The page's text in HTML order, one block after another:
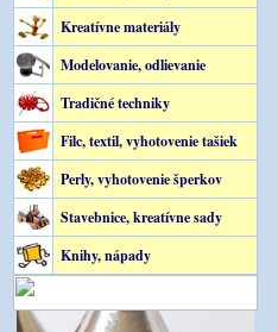
Kreatívne materiály
Modelovanie, odlievanie
Tradičné techniky
Filc, textil, vyhotovenie tašiek
Perly, vyhotovenie šperkov
Stavebnice, kreatívne sady
Knihy, nápady